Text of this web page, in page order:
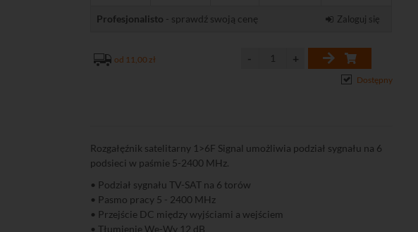
Profesjonalisto - sprawdź swoją cenę Zaloguj się
od 11,00 zł
Dostępny
Rozgałęźnik satelitarny 1>6F Signal umożliwia podział sygnału na 6
podsieci w paśmie 5-2400 MHz.
• Podział sygnału TV-SAT na 6 torów
• Pasmo pracy 5 - 2400 MHz
• Przejście DC między wyjściami a wejściem
• Tłumienie We-Wy 12 dB